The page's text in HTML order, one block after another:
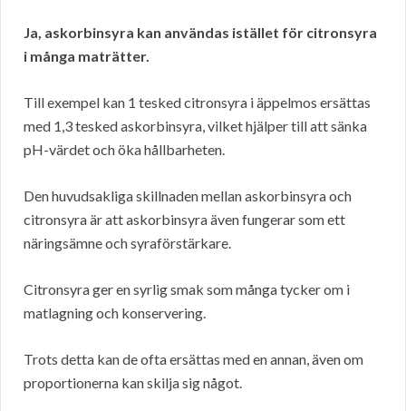
Ja, askorbinsyra kan användas istället för citronsyra
i många maträtter.
Till exempel kan 1 tesked citronsyra i äppelmos ersättas
med 1,3 tesked askorbinsyra, vilket hjälper till att sänka
pH-värdet och öka hållbarheten.
Den huvudsakliga skillnaden mellan askorbinsyra och
citronsyra är att askorbinsyra även fungerar som ett
näringsämne och syraförstärkare.
Citronsyra ger en syrlig smak som många tycker om i
matlagning och konservering.
Trots detta kan de ofta ersättas med en annan, även om
proportionerna kan skilja sig något.